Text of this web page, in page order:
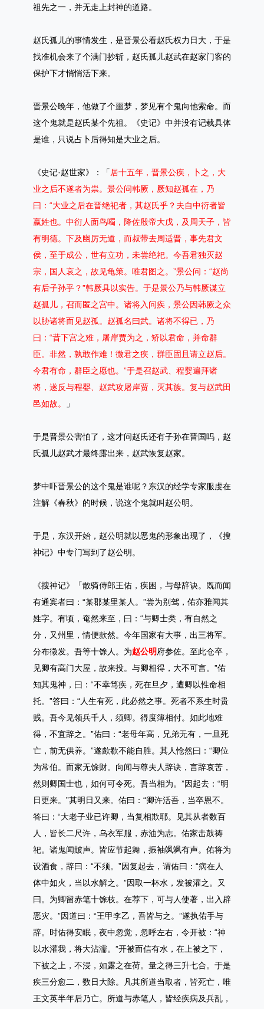
祖先之一，并无走上封神的道路。
赵氏孤儿的事情发生，是晋景公看赵氏权力日大，于是
找准机会来了个满门抄斩，赵氏孤儿赵武在赵家门客的
保护下才悄悄活下来。
晋景公晚年，他做了个噩梦，梦见有个鬼向他索命。而
这个鬼就是赵氏某个先祖。《史记》中并没有记载具体
是谁，只说占卜后得知是大业之后。
《史记·赵世家》：「 居十五年，晋景公疾，卜之，大
业之后不遂者为祟。景公问韩厥，厥知赵孤在，乃
曰：“大业之后在晋绝祀者，其赵氏乎？夫自中衍者皆
嬴姓也。中衍人面鸟噣，降佐殷帝大戊，及周天子，皆
有明德。下及幽厉无道，而叔带去周适晋，事先君文
侯，至于成公，世有立功，未尝绝祀。今吾君独灭赵
宗，国人哀之，故见龟策。唯君图之。”景公问：“赵尚
有后子孙乎？”韩厥具以实告。于是景公乃与韩厥谋立
赵孤儿，召而匿之宫中。诸将入问疾，景公因韩厥之众
以胁诸将而见赵孤。赵孤名曰武。诸将不得已，乃
曰：“昔下宫之难，屠岸贾为之，矫以君命，并命群
臣。非然，孰敢作难！微君之疾，群臣固且请立赵后。
今君有命，群臣之愿也。”于是召赵武、程婴遍拜诸
将，遂反与程婴、赵武攻屠岸贾，灭其族。复与赵武田
邑如故。
」
于是晋景公害怕了，这才问赵氏还有子孙在晋国吗，赵
氏孤儿赵武才最终露出来，赵武恢复赵家。
梦中吓晋景公的这个鬼是谁呢？东汉的经学专家服虔在
注解《春秋》的时候，说这个鬼就叫赵公明。
于是，东汉开始，赵公明就以恶鬼的形象出现了，《搜
神记》中专门写到了赵公明。
《搜神记》「散骑侍郎王佑，疾困，与母辞诀。既而闻
有通宾者曰：“某郡某里某人。”尝为别驾，佑亦雅闻其
姓字。有顷，奄然来至，曰：“与卿士类，有自然之
分，又州里，情便款然。今年国家有大事，出三将军。
分布徵发。吾等十馀人。为赵公明府参佐。至此仓卒，
见卿有高门大屋，故来投。与卿相得，大不可言。”佑
知其鬼神，曰：“不幸笃疾，死在旦夕，遭卿以性命相
托。”答曰：“人生有死，此必然之事。死者不系生时贵
贱。吾今见领兵千人，须卿。得度簿相付。如此地难
得，不宜辞之。”佑曰：“老母年高，兄弟无有，一旦死
亡，前无供养。”遂歔欷不能自胜。其人怆然曰：“卿位
为常伯。而家无馀财。向闻与尊夫人辞诀，言辞哀苦，
然则卿国士也，如何可令死。吾当相为。”因起去：“明
日更来。”其明日又来。佑曰：“卿许活吾，当卒恩不。
答曰：“大老子业已许卿，当复相欺耶。见其从者数百
人，皆长二尺许，乌衣军服，赤油为志。佑家击鼓祷
祀。诸鬼闻皷声。皆应节起舞，振袖飒飒有声。佑将为
设酒食，辞曰：“不须。”因复起去，谓佑曰：“病在人
体中如火，当以水解之。”因取一杯水，发被灌之。又
曰。为卿留赤笔十馀枝。在荐下，可与人使著，出入辟
恶灾。”因道曰：“王甲李乙，吾皆与之。”遂执佑手与
辞。时佑得安眠，夜中忽觉，忽呼左右，令开被：“神
以水灌我，将大沾濡。”开被而信有水，在上被之下，
下被之上，不浸，如露之在荷。量之得三升七合。于是
疾三分愈二，数日大除。凡其所道当取者，皆死亡，唯
王文英半年后乃亡。所道与赤笔人，皆经疾病及兵乱，